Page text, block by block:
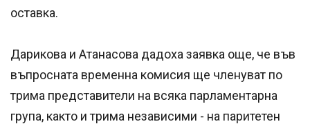
оставка.
Дарикова и Атанасова дадоха заявка още, че във
въпросната временна комисия ще членуват по
трима представители на всяка парламентарна
група, както и трима независими - на паритетен